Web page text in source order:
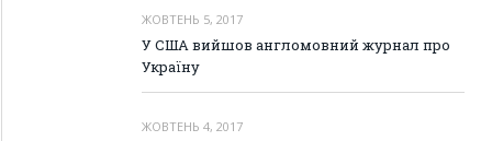
ЖОВТЕНЬ 5, 2017
У США вийшов англомовний журнал про
Україну
ЖОВТЕНЬ 4, 2017